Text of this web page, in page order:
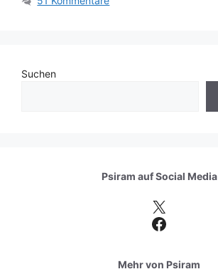
Suchen
Psiram aufSocial Media
X
Facebook
Mehr von Psiram